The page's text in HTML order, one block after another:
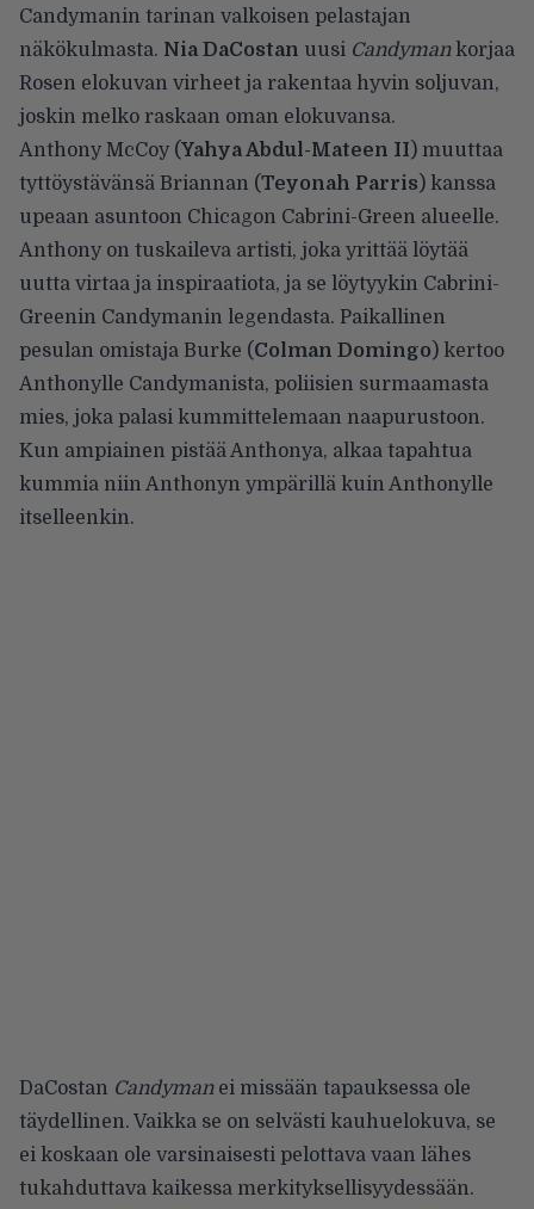
Candymanin tarinan valkoisen pelastajan
näkökulmasta. Nia DaCostan uusi Candymankorjaa
Rosen elokuvan virheet ja rakentaa hyvin soljuvan,
joskin melko raskaan oman elokuvansa.
Anthony McCoy (Yahya Abdul-Mateen II) muuttaa
tyttöystävänsä Briannan (Teyonah Parris) kanssa
upeaan asuntoon Chicagon Cabrini-Green alueelle.
Anthony on tuskaileva artisti, joka yrittää löytää
uutta virtaa ja inspiraatiota, ja se löytyykin Cabrini-
Greenin Candymanin legendasta. Paikallinen
pesulan omistaja Burke (Colman Domingo) kertoo
Anthonylle Candymanista, poliisien surmaamasta
mies, joka palasi kummittelemaan naapurustoon.
Kun ampiainen pistää Anthonya, alkaa tapahtua
kummia niin Anthonyn ympärillä kuin Anthonylle
itselleenkin.
DaCostan Candymanei missään tapauksessa ole
täydellinen. Vaikka se on selvästi kauhuelokuva, se
ei koskaan ole varsinaisesti pelottava vaan lähes
tukahduttava kaikessa merkityksellisyydessään.